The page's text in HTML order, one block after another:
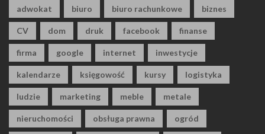
adwokat biuro biuro rachunkowe biznes
CV dom druk facebook finanse
firma google internet inwestycje
kalendarze księgowość kursy logistyka
ludzie marketing meble metale
nieruchomości obsługa prawna ogród